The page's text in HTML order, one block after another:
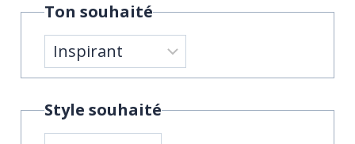
Ton souhaité
Style souhaité